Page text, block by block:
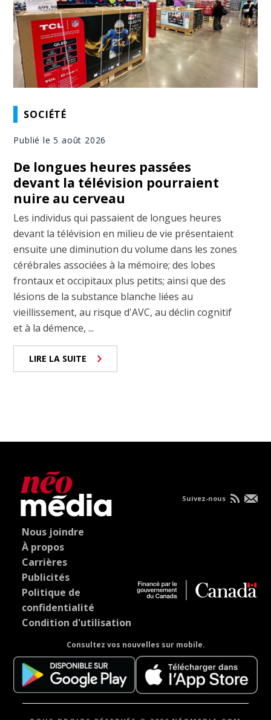
SOCIÉTÉ
Publié le 5 août 2026
De longues heures passées
devant la télévision pourraient
nuire au cerveau
Les individus qui passaient de longues heures
devant la télévision en milieu de vie présentaient
ensuite une diminution du volume dans les zones
cérébrales associées à la mémoire; des lobes
frontaux et occipitaux plus petits; ainsi que des
lésions de la substance blanche liées au
vieillissement, au risque d'AVC, au déclin cognitif
et à la démence, ...
LIRE LA SUITE
Nous joindre
À propos
Carrières
Publicités
Politique de
confidentialité
Condition d'utilisation
Consultez vos nouvelles sur mobile.
Suivez-nous